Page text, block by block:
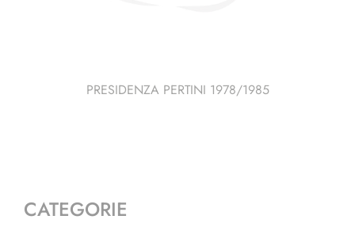
PRESIDENZA PERTINI 1978/1985
CATEGORIE